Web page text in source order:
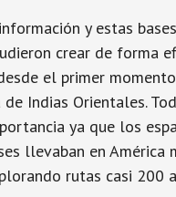
y estas bases
crear de forma
el primer
de Indias Orientales.
ya que los
llevaban en América
rutas casi 200